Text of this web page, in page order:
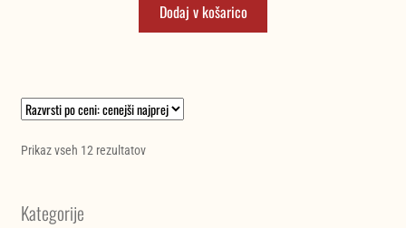
je
bila:
299,00 €.
Dodaj v košarico
Prikaz vseh 12 rezultatovRazvrščeno
Kategorije